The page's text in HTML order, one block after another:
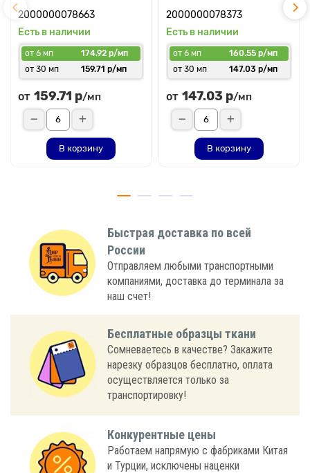
2000000078663
Есть в наличии
от 6 мп
174.92 р/мп
от 30 мп
159.71 р/мп
от 159.71 р/мп
В корзину
2000000078373
Есть в наличии
от 6 мп
160.55 р/мп
от 30 мп
147.03 р/мп
от 147.03 р/мп
В корзину
Быстрая доставка по всей
России
Отправляем любыми транспортными
компаниями, доставка до терминала за
наш счет!
Бесплатные образцы ткани
Сомневаетесь в качестве? Закажите
нарезку образцов бесплатно, оплата
осуществляется только за
транспортировку!
Конкурентные цены
Работаем напрямую с фабриками Китая
и Турции, исключены наценки